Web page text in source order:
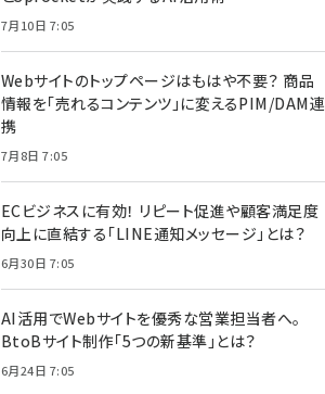
7月10日 7:05
Webサイトのトップページはもはや不要？ 商品
情報を「売れるコンテンツ」に変えるPIM/DAM連
携
7月8日 7:05
ECビジネスに有効！ リピート促進や顧客満足度
向上に直結する「LINE通知メッセージ」とは？
6月30日 7:05
AI活用でWebサイトを優秀な営業担当者へ。
BtoBサイト制作「5つの新基準」とは？
6月24日 7:05